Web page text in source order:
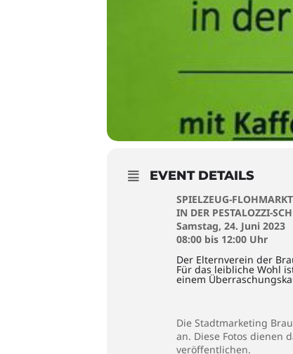
EVENT DETAILS
SPIELZEUG-FLOHMARKT
IN DER PESTALOZZI-
Samstag, 24. Juni 2023
08:00 bis 12:00 Uhr
Der Elternverein der
Für das leibliche Wohl
einem
Die Stadtmarketing
an. Diese Fotos dienen
veröffentlichen.